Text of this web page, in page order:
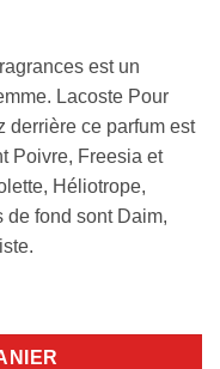
est un
Lacoste Pour
derrière ce parfum est
Poivre, Freesia et
Héliotrope,
de fond sont Daim,
EDP